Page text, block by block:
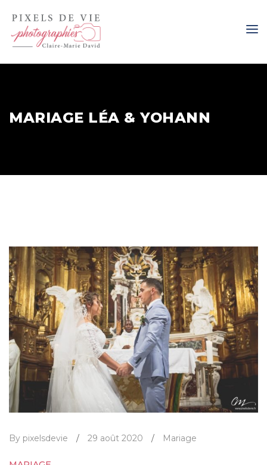
MARIAGE LÉA & YOHANN
By pixelsdevie / 29 août 2020 / Mariage